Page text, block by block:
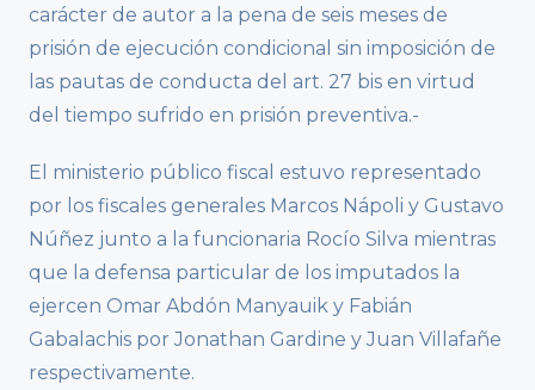
carácter de autor a la pena de seis meses de
prisión de ejecución condicional sin imposición de
las pautas de conducta del art. 27 bis en virtud
del tiempo sufrido en prisión preventiva.-
El ministerio público fiscal estuvo representado
por los fiscales generales Marcos Nápoli y Gustavo
Núñez junto a la funcionaria Rocío Silva mientras
que la defensa particular de los imputados la
ejercen Omar Abdón Manyauik y Fabián
Gabalachis por Jonathan Gardine y Juan Villafañe
respectivamente.